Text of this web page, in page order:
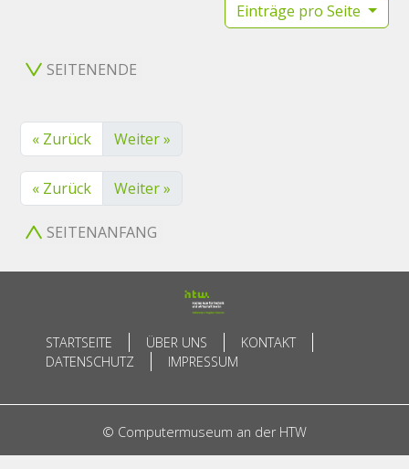
Einträge pro Seite
SEITENENDE
« Zurück Weiter »
« Zurück Weiter »
SEITENANFANG
STARTSEITE ÜBER UNS
KONTAKT
DATENSCHUTZ
IMPRESSUM
© Computermuseum an der HTW